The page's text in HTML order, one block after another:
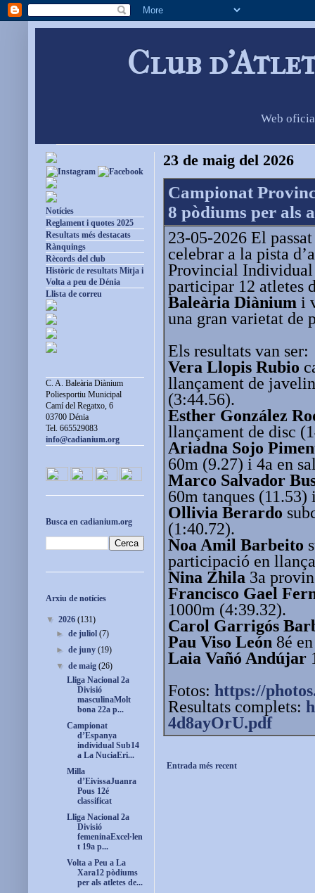
Club
Web
23 de maig del 2026
Campionat
8 pòdiums per als
23-05-2026 El
celebrar a la pista
Provincial
participar 12 atletes
Baleària Diànium i
una gran varietat de
Els resultats van ser:
Vera Llopis Rubio
llançament de
(3:44.56).
Esther González
llançament de disc
Ariadna Sojo
60m (9.27) i 4a en
Marco Salvador
60m tanques
Ollivia Berardo
(1:40.72).
Noa Amil Barbeito
participació en
Nina Zhila 3a
Francisco Gael
1000m (4:39.32).
Carol Garrigós
Pau Viso León 8é
Laia Vañó Andújar
Fotos: https://
Resultats complets:
4d8ayOrU.pdf
Entrada més recent
Notícies
Reglament i quotes 2025
Resultats més destacats
Rànquings
Rècords del club
Històric de resultats Mitja i
Volta a peu de Dénia
Llista de correu
C. A. Baleària Diànium
Poliesportiu Municipal
Camí del Regatxo, 6
03700 Dénia
Tel. 665529083
info@cadianium.org
Busca en cadianium.org
Arxiu de notícies
▼ 2026 (131)
►de juliol(7)
►de juny(19)
▼de maig(26)
Lliga Nacional 2a
Divisió
masculinaMolt
bona 22a p...
Campionat
d’Espanya
individual Sub14
a La NuciaEri...
Milla
d’EivissaJuanra
Pous 12é
classificat
Lliga Nacional 2a
Divisió
femeninaExcel·len
t 19a p...
Volta a Peu a La
Xara12 pòdiums
per als atletes de...